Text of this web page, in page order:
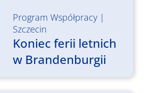
Program Współpracy|
Szczecin
Koniec ferii letnich
w Brandenburgii